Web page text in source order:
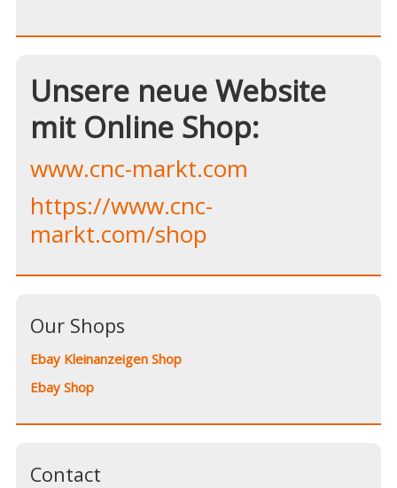
Unsere neue Website
mit Online Shop:
www.cnc-markt.com
https://www.cnc-
markt.com/shop
Our Shops
Ebay Kleinanzeigen Shop
Ebay Shop
Contact